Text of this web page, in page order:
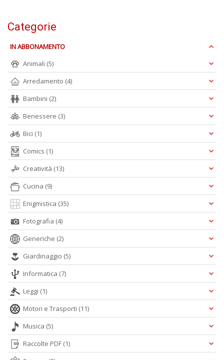
Categorie
IN ABBONAMENTO
Animali (5)
Arredamento (4)
Bambini (2)
Benessere (3)
Bici (1)
Comics (1)
Creatività (13)
Cucina (9)
Enigmistica (35)
Fotografia (4)
Generiche (2)
Giardinaggio (5)
Informatica (7)
Leggi (1)
Motori e Trasporti (11)
Musica (5)
Raccolte PDF (1)